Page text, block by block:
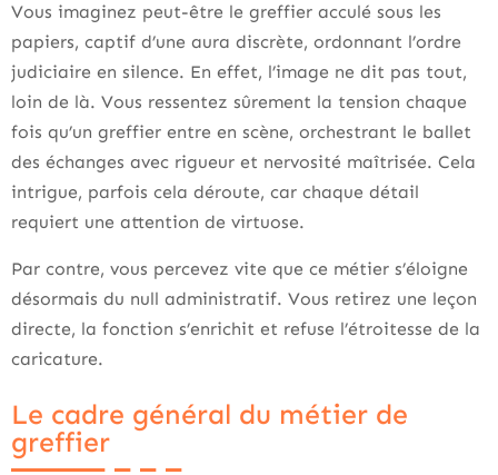
Vous imaginez peut-être le greffier acculé sous les
papiers, captif d’une aura discrète, ordonnant l’ordre
judiciaire en silence. En effet, l’image ne dit pas tout,
loin de là. Vous ressentez sûrement la tension chaque
fois qu’un greffier entre en scène, orchestrant le ballet
des échanges avec rigueur et nervosité maîtrisée. Cela
intrigue, parfois cela déroute, car chaque détail
requiert une attention de virtuose.
Par contre, vous percevez vite que ce métier s’éloigne
désormais du null administratif. Vous retirez une leçon
directe, la fonction s’enrichit et refuse l’étroitesse de la
caricature.
Le cadre général du métier de
greffier